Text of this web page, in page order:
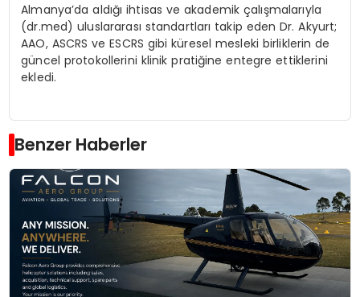
Almanya’da aldığı ihtisas ve akademik çalışmalarıyla
(dr.med) uluslararası standartları takip eden Dr. Akyurt;
AAO, ASCRS ve ESCRS gibi küresel mesleki birliklerin de
güncel protokollerini klinik pratiğine entegre ettiklerini
ekledi.
Benzer Haberler